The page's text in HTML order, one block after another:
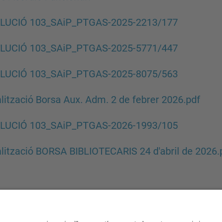
103_SAiP_PTGAS-2025-2213/177
103_SAiP_PTGAS-2025-5771/447
103_SAiP_PTGAS-2025-8075/563
Borsa Aux. Adm. 2 de febrer 2026.pdf
103_SAiP_PTGAS-2026-1993/105
BORSA BIBLIOTECARIS 24 d'abril de